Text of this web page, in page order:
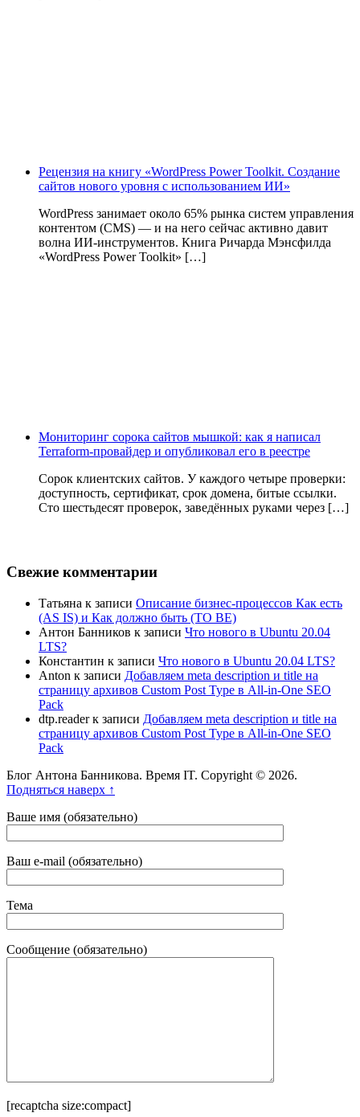
Рецензия на книгу «WordPress Power Toolkit. Создание
сайтов нового уровня с использованием ИИ»
WordPress занимает около 65% рынка систем управления
контентом (CMS) — и на него сейчас активно давит
волна ИИ‑инструментов. Книга Ричарда Мэнсфилда
«WordPress Power Toolkit» […]
Мониторинг сорока сайтов мышкой: как я написал
Terraform-провайдер и опубликовал его в реестре
Сорок клиентских сайтов. У каждого четыре проверки:
доступность, сертификат, срок домена, битые ссылки.
Сто шестьдесят проверок, заведённых руками через […]
Свежие комментарии
Татьяна к записи Описание бизнес-процессов Как есть
(AS IS) и Как должно быть (TO BE)
Антон Банников к записи Что нового в Ubuntu 20.04
LTS?
Константин к записи Что нового в Ubuntu 20.04 LTS?
Anton к записи Добавляем meta description и title на
страницу архивов Custom Post Type в All-in-One SEO
Pack
dtp.readerк записи Добавляем meta description и title на
страницу архивов Custom Post Type в All-in-One SEO
Pack
Блог Антона Банникова. Время IT. Copyright © 2026.
Подняться наверх ↑
Ваше имя (обязательно)
Ваш e-mail (обязательно)
Тема
Сообщение (обязательно)
[recaptcha size:compact]